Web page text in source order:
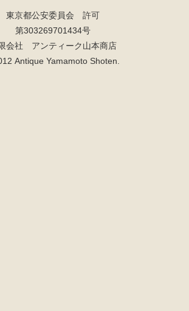
東京都公安委員会 許可
第303269701434号
会社 アンティーク山本商店
Antique Yamamoto Shoten.